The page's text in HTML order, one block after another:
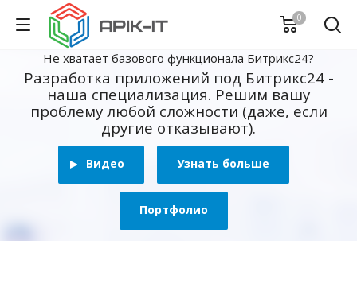
0
Не хватает базового функционала Битрикс24?
Разработка приложений под Битрикс24 -
наша специализация. Решим вашу
проблему любой сложности (даже, если
другие отказывают).
Видео Узнать больше
Портфолио